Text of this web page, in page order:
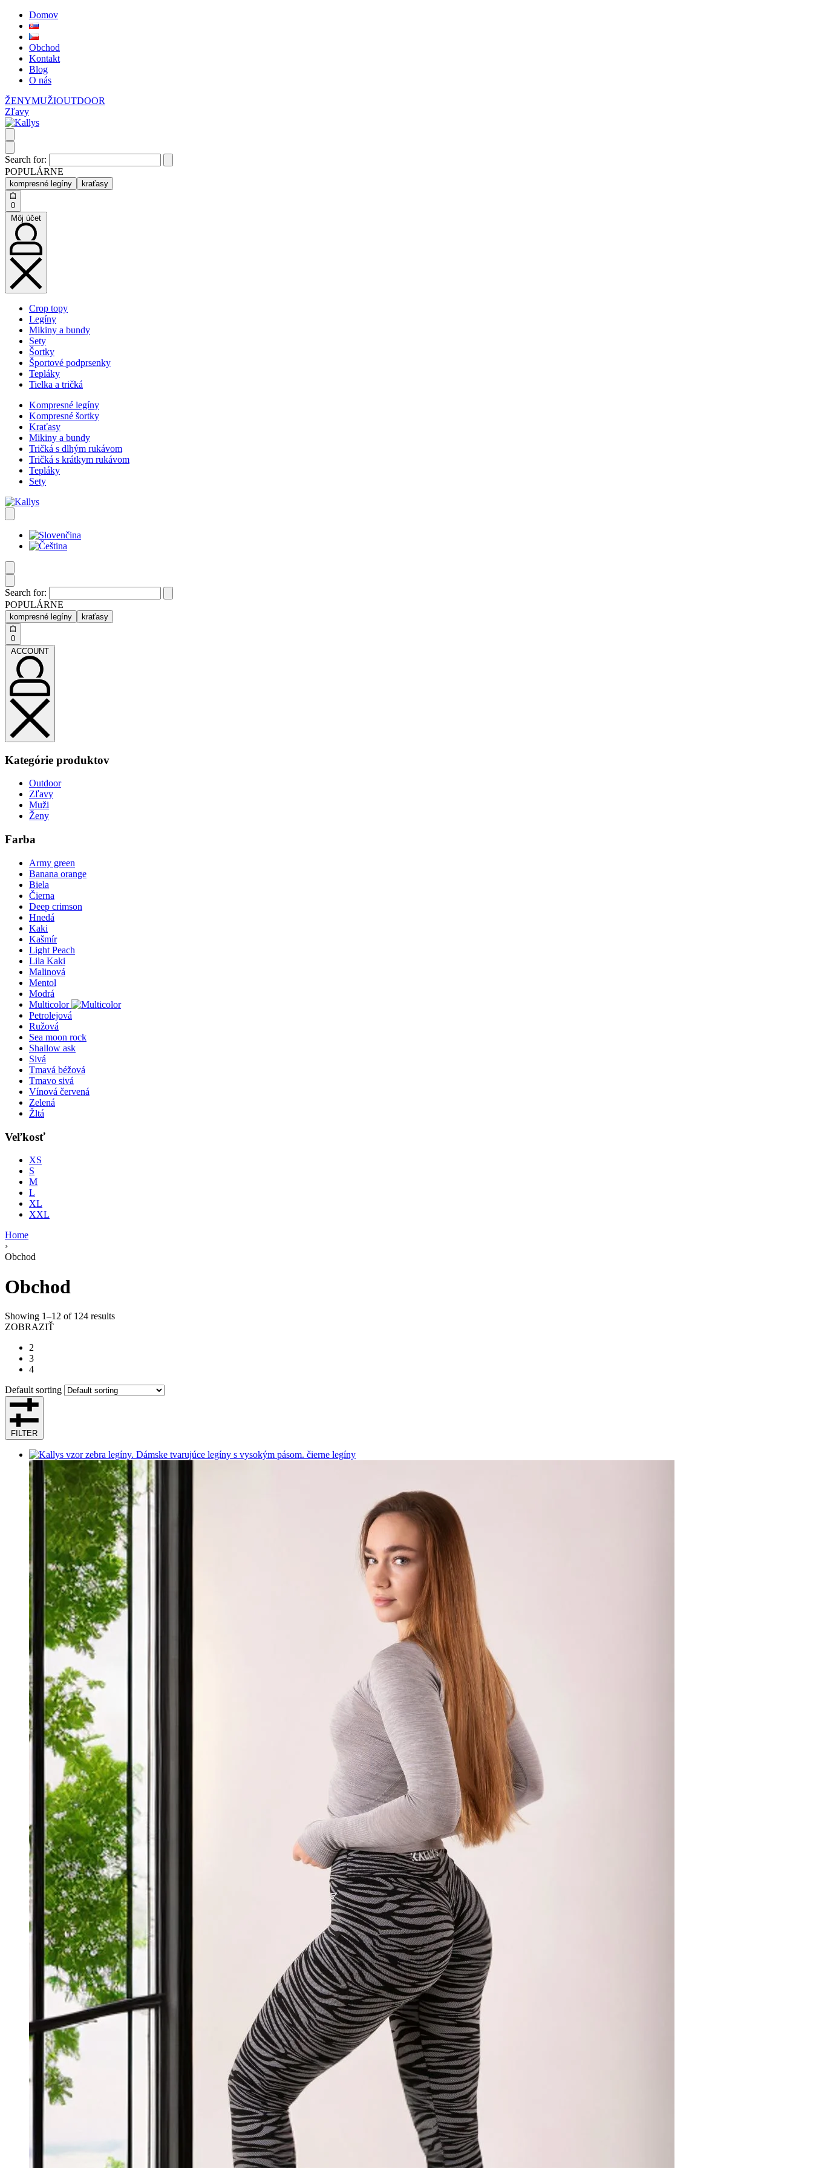
Domov
Obchod
Kontakt
Blog
O nás
ŽENYMUŽIOUTDOOR
Zľavy
Search for:
POPULÁRNE
kompresné legíny kraťasy
0
Môj účet
Crop topy
Legíny
Mikiny a bundy
Sety
Šortky
Športové podprsenky
Tepláky
Tielka a tričká
Kompresné legíny
Kompresné šortky
Kraťasy
Mikiny a bundy
Tričká s dlhým rukávom
Tričká s krátkym rukávom
Tepláky
Sety
Search for:
POPULÁRNE
kompresné legíny kraťasy
0
ACCOUNT
Kategórie produktov
Outdoor
Zľavy
Muži
Ženy
Farba
Army green
Banana orange
Biela
Čierna
Deep crimson
Hnedá
Kaki
Kašmír
Light Peach
Lila Kaki
Malinová
Mentol
Modrá
Multicolor
Petrolejová
Ružová
Sea moon rock
Shallow ask
Sivá
Tmavá béžová
Tmavo sivá
Vínová červená
Zelená
Žltá
Veľkosť
XS
S
M
L
XL
XXL
Home
›
Obchod
Obchod
Showing 1–12 of 124 results
ZOBRAZIŤ
2
3
4
Default sorting
FILTER